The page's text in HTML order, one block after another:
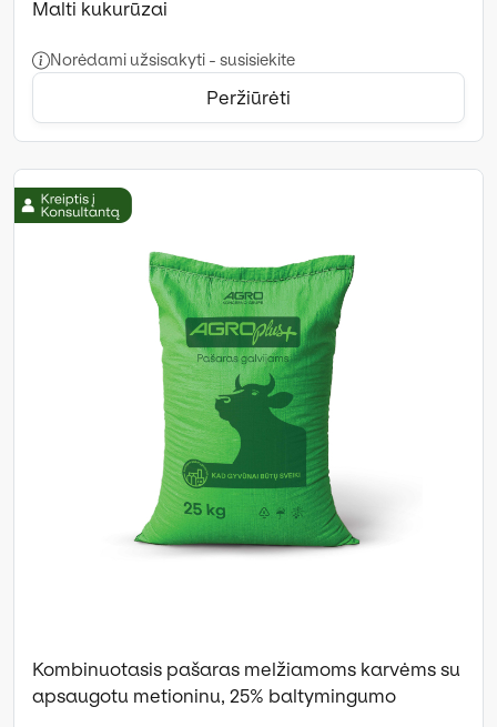
Malti kukurūzai
Norėdami užsisakyti - susisiekite
Peržiūrėti
Kombinuotasis pašaras melžiamoms karvėms su
apsaugotu metioninu, 25% baltymingumo